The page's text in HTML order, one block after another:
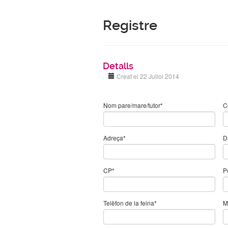
Registre
Detalls
Creat el 22 Juliol 2014